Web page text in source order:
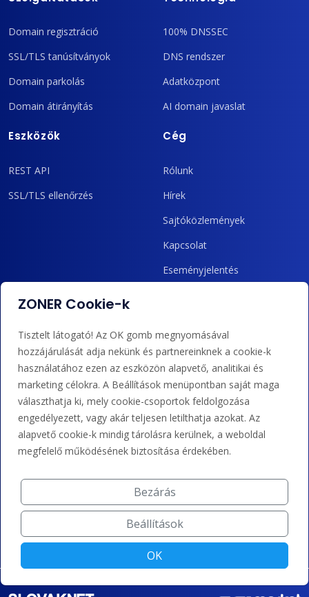
Domain regisztráció
SSL/TLS tanúsítványok
Domain parkolás
Domain átirányítás
100% DNSSEC
DNS rendszer
Adatközpont
AI domain javaslat
Eszközök
REST API
SSL/TLS ellenőrzés
Cég
Rólunk
Hírek
Sajtóközlemények
Kapcsolat
Eseményjelentés
Adminisztráció
Bejelentkezés Súgó
Támogatás
+36 202 343 883
admin@zoner.hu
Elfogadunk kártyás fizetést, Google/Apple Pay-t, banki
átutalást és kreditet.
ZONER Cookie-k
Tisztelt látogató! Az OK gomb megnyomásával
hozzájárulását adja nekünk és partnereinknek a cookie-k
használatához ezen az eszközön alapvető, analitikai és
marketing célokra. A Beállítások menüpontban saját maga
választhatja ki, mely cookie-csoportok feldolgozása
engedélyezett, vagy akár teljesen letilthatja azokat. Az
alapvető cookie-k mindig tárolásra kerülnek, a weboldal
megfelelő működésének biztosítása érdekében.
Bezárás
Beállítások
OK